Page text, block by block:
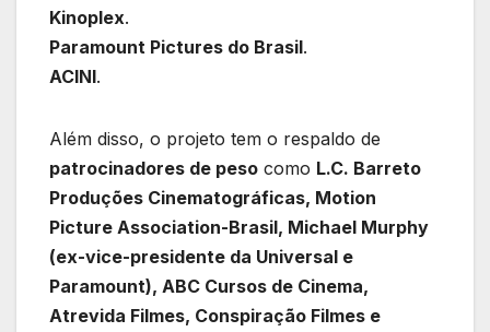
Kinoplex.
Paramount Pictures do Brasil.
ACINI.
Além disso, o projeto tem o respaldo de
patrocinadores de peso como L.C. Barreto
Produções Cinematográficas, Motion
Picture Association-Brasil, Michael Murphy
(ex-vice-presidente da Universal e
Paramount), ABC Cursos de Cinema,
Atrevida Filmes, Conspiração Filmes e